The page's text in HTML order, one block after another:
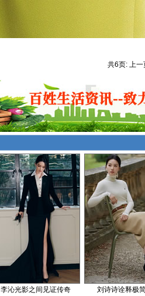
共6页: 上
李沁光影之间见证传奇 刘诗诗诠释极